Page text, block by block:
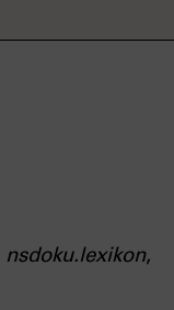
nsdoku.lexikon,